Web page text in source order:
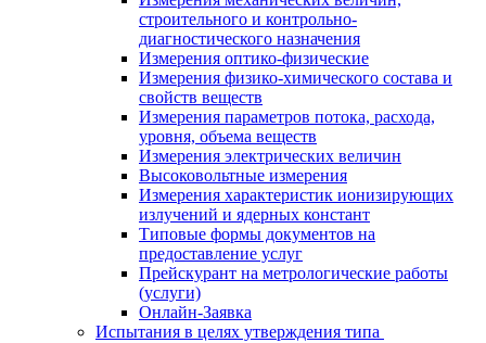
строительного и контрольно-
диагностического назначения
Измерения оптико-физические
Измерения физико-химического состава и
свойств веществ
Измерения параметров потока, расхода,
уровня, объема веществ
Измерения электрических величин
Высоковольтные измерения
Измерения характеристик ионизирующих
излучений и ядерных констант
Типовые формы документов на
предоставление услуг
Прейскурант на метрологические работы
(услуги)
Онлайн-Заявка
Испытания в целях утверждения типа